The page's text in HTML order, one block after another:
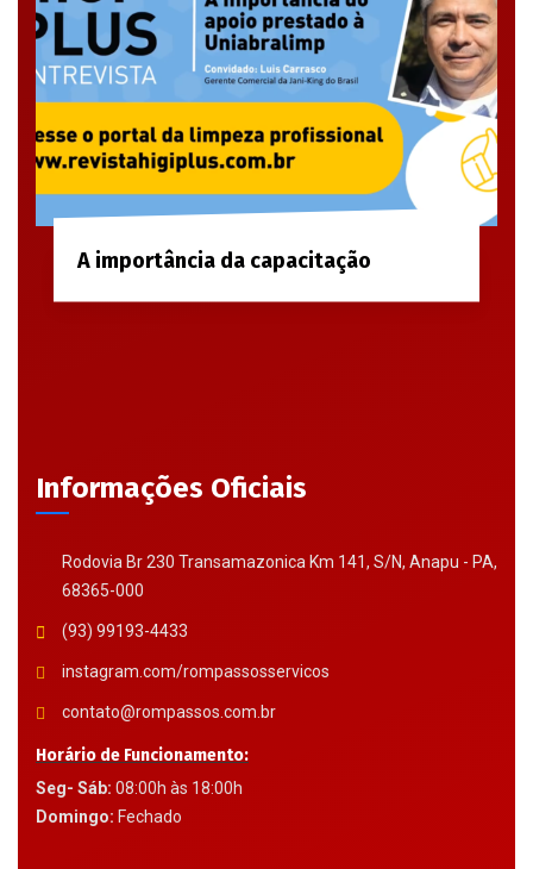
A importância da capacitação
Informações Oficiais
Rodovia Br 230 Transamazonica Km 141, S/N, Anapu - PA,
68365-000
(93) 99193-4433
instagram.com/rompassosservicos
contato@rompassos.com.br
Horário de Funcionamento:
Seg- Sáb: 08:00h às 18:00h
Domingo: Fechado